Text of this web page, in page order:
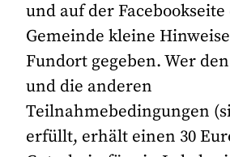
und auf der
Gemeinde kleine
Fundort gegeben. Wer
und die anderen
Teilnahmebedingungen
erfüllt, erhält einen 30